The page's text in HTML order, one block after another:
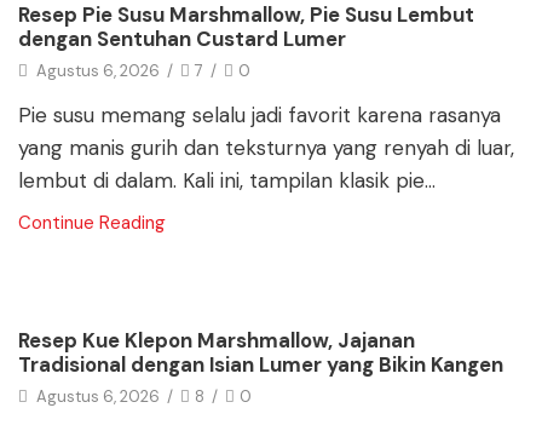
Resep Pie Susu Marshmallow, Pie Susu Lembut
dengan Sentuhan Custard Lumer
Agustus 6, 2026 / 7 / 0
Pie susu memang selalu jadi favorit karena rasanya
yang manis gurih dan teksturnya yang renyah di luar,
lembut di dalam. Kali ini, tampilan klasik pie...
Continue Reading
Resep Kue Klepon Marshmallow, Jajanan
Tradisional dengan Isian Lumer yang Bikin Kangen
Agustus 6, 2026 / 8 / 0